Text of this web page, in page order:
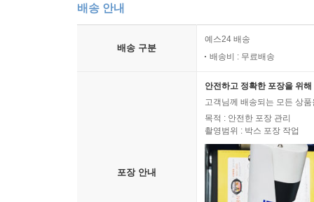
배송 안내
배송 구분
예스24 배송
배송비 : 무료배송
포장 안내
안전하고 정확한 포장을 위
고객님께 배송되는 모든 상
목적 : 안전한 포장 관리
촬영범위 : 박스 포장 작업